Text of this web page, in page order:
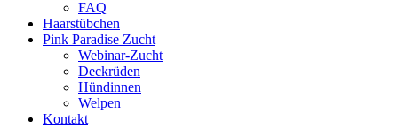
FAQ
Haarstübchen
Pink Paradise Zucht
Webinar-Zucht
Deckrüden
Hündinnen
Welpen
Kontakt